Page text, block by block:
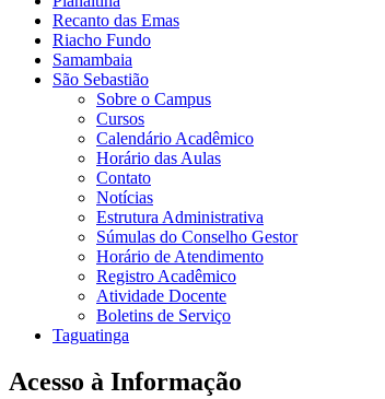
Recanto das Emas
Riacho Fundo
Samambaia
São Sebastião
Sobre o Campus
Cursos
Calendário Acadêmico
Horário das Aulas
Contato
Notícias
Estrutura Administrativa
Súmulas do Conselho Gestor
Horário de Atendimento
Registro Acadêmico
Atividade Docente
Boletins de Serviço
Taguatinga
Acesso à Informação